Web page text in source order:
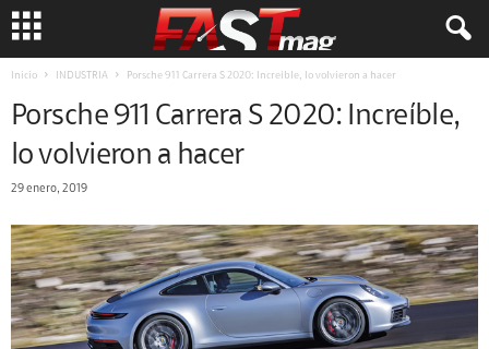
Inicio INDUSTRIA Porsche 911 Carrera S 2020: Increíble, lo volvieron a hacer
Porsche 911 Carrera S 2020: Increíble,
lo volvieron a hacer
29 enero, 2019